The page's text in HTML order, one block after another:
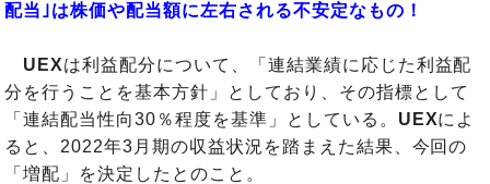
配当｣は株価や配当額に左右される不安定なもの！
UEXは利益配分について、「連結業績に応じた利益配
分を行うことを基本方針」としており、その指標として
「連結配当性向30％程度を基準」としている。 UEXによ
ると、2022年3月期の収益状況を踏まえた結果、今回の
「増配」を決定したとのこと。